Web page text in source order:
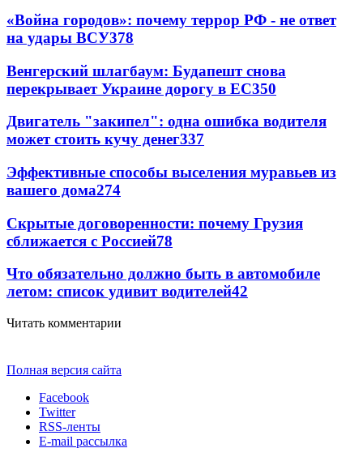
«Война городов»: почему террор РФ - не ответ
на удары ВСУ378
Венгерский шлагбаум: Будапешт снова
перекрывает Украине дорогу в ЕС350
Двигатель "закипел": одна ошибка водителя
может стоить кучу денег337
Эффективные способы выселения муравьев из
вашего дома274
Скрытые договоренности: почему Грузия
сближается с Россией78
Что обязательно должно быть в автомобиле
летом: список удивит водителей42
Читать комментарии
Полная версия сайта
Facebook
Twitter
RSS-ленты
E-mail рассылка